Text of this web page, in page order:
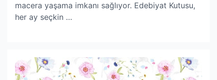
macera yaşama imkanı sağlıyor. Edebiyat Kutusu,
her ay seçkin …